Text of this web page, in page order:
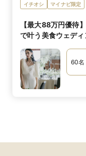
イチオシ マイナビ限定
【最大88万円優待
で叶う美食ウェデ
60名